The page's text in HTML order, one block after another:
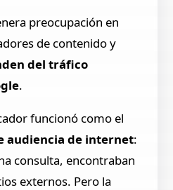
preocupación en
de contenido y
del tráfico
.
funcionó como el
audiencia de internet:
consulta, encontraban
externos. Pero la